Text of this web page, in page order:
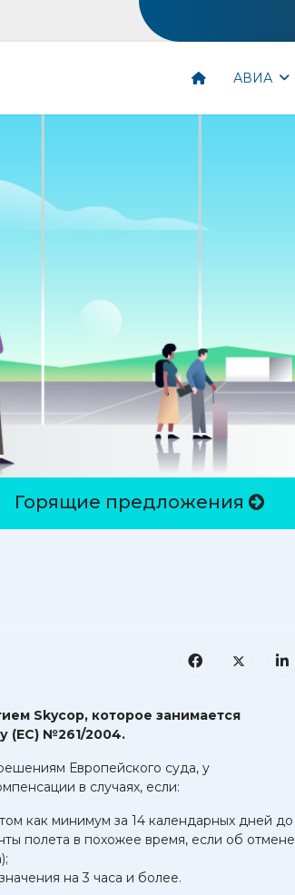
АВИА
Горящие предложения
Skycop, которое занимается
(ЕС) №261/2004.
Европейского суда, у
в случаях, если:
как минимум за 14 календарных дней до
полета в похожее время, если об отмене
на 3 часа и более.